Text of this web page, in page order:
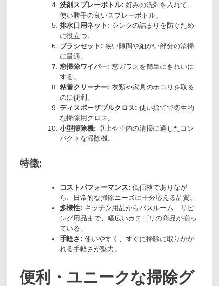
洗剤スプレーボトル: 好みの洗剤を入れて、
使い勝手の良いスプレーボトル。
排水口用ネット: シンクの詰まりを防ぐため
に役立つ。
ブラシセット: 狭い隙間や細かい部分の清掃
に最適。
窓掃除ワイパー: 窓ガラスを簡単にきれいに
する。
粘着クリーナー: 衣類や家具のホコリを取る
のに便利。
ディスポーザブルクロス: 使い捨てで衛生的
な掃除用クロス。
小型掃除機: 卓上や車内の清掃に適したコン
パクトな掃除機。
特徴:
コストパフォーマンス: 低価格でありなが
ら、日常的な掃除ニーズに十分応える品質。
多様性: キッチン用品からバスルーム、リビ
ング用品まで、幅広いカテゴリの商品が揃っ
ている。
手軽さ: 使いやすく、すぐに掃除に取りかか
れる手軽さが魅力。
便利・ユニークな掃除グ